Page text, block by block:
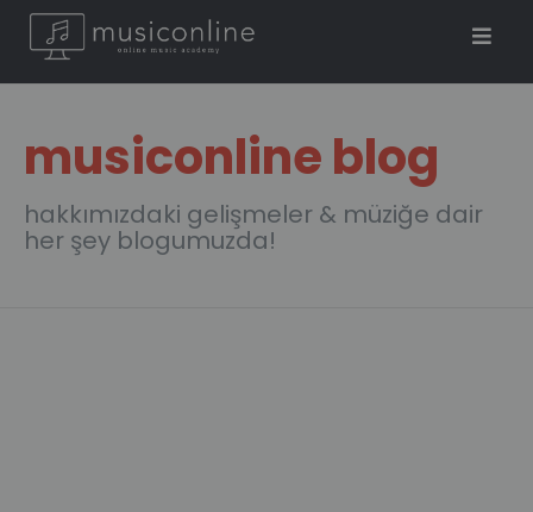
musiconline blog
hakkımızdaki gelişmeler & müziğe dair
her şey blogumuzda!